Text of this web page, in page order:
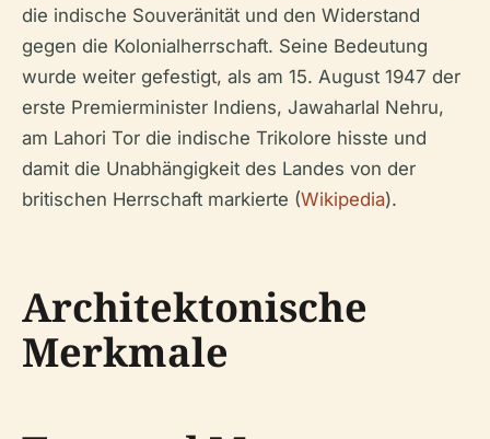
die indische Souveränität und den Widerstand
gegen die Kolonialherrschaft. Seine Bedeutung
wurde weiter gefestigt, als am 15. August 1947 der
erste Premierminister Indiens, Jawaharlal Nehru,
am Lahori Tor die indische Trikolore hisste und
damit die Unabhängigkeit des Landes von der
britischen Herrschaft markierte (Wikipedia).
Architektonische
Merkmale